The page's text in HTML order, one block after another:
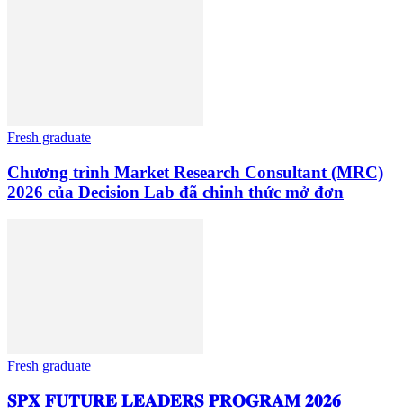
Fresh graduate
Chương trình Market Research Consultant (MRC)
2026 của Decision Lab đã chinh thức mở đơn
Fresh graduate
𝐒𝐏𝐗 𝐅𝐔𝐓𝐔𝐑𝐄 𝐋𝐄𝐀𝐃𝐄𝐑𝐒 𝐏𝐑𝐎𝐆𝐑𝐀𝐌 𝟐𝟎𝟐𝟔